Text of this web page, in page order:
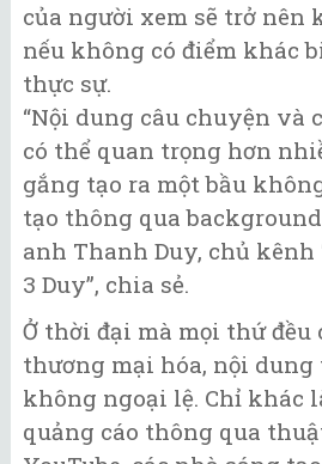
của người xem sẽ trở nên
nếu không có điểm khác
thực sự.
“Nội dung câu chuyện và
có thể quan trọng hơn
gắng tạo ra một bầu
tạo thông qua
anh Thanh Duy, chủ kênh
3 Duy”, chia sẻ.
Ở thời đại mà mọi thứ đều
thương mại hóa, nội
không ngoại lệ. Chỉ khác
quảng cáo thông qua